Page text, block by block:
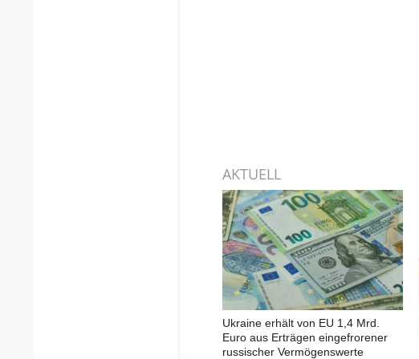
AKTUELL
Ukraine erhält von EU 1,4 Mrd.
Euro aus Erträgen eingefrorener
russischer Vermögenswerte